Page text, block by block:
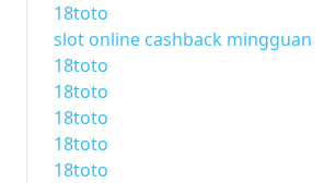
18toto
slot online cashback mingguan
18toto
18toto
18toto
18toto
18toto